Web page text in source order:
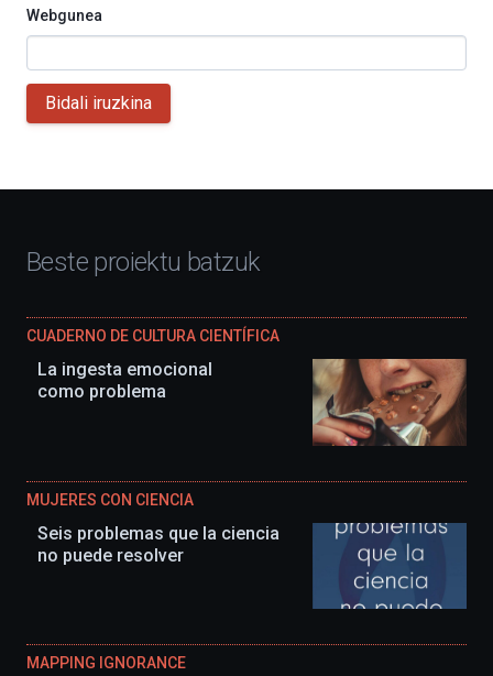
Webgunea
Bidali iruzkina
Beste proiektu batzuk
CUADERNO DE CULTURA CIENTÍFICA
La ingesta emocional
como problema
MUJERES CON CIENCIA
Seis problemas que la ciencia
no puede resolver
MAPPING IGNORANCE